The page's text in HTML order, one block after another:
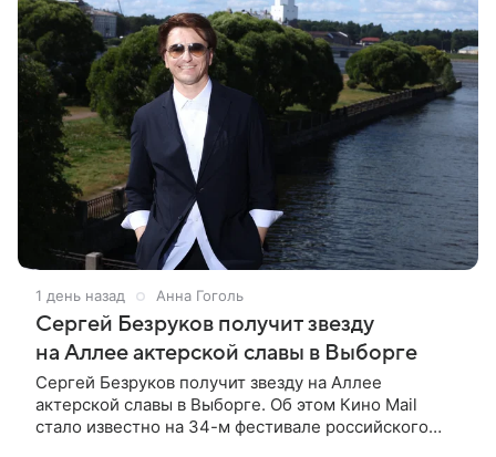
1 день назад Анна Гоголь
Сергей Безруков получит звезду
на Аллее актерской славы в Выборге
Сергей Безруков получит звезду на Аллее
актерской славы в Выборге. Об этом Кино Mail
стало известно на 34-м фестивале российского